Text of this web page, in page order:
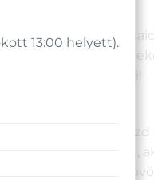
az alvási
statisztikai
hozhasd ki!
hogy meghatározd
az első lépéseidet,
minden
13:00 helyett).